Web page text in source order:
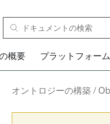
概要 プラットフォー
オントロジーの構築